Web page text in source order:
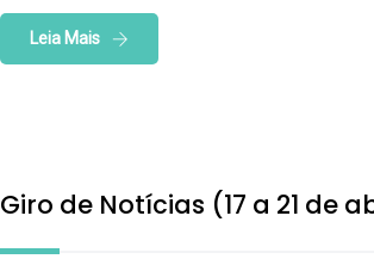
Leia Mais
Giro de Notícias (17 a 21 de